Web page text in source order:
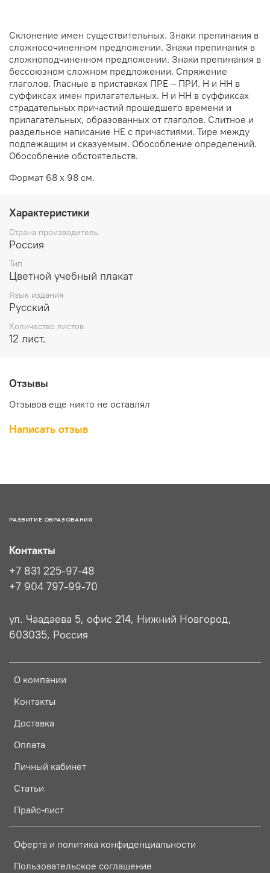
Склонение имен существительных. Знаки препинания в
сложносочиненном предложении. Знаки препинания в
сложноподчиненном предложении. Знаки препинания в
бессоюзном сложном предложении. Спряжение
глаголов. Гласные в приставках ПРЕ – ПРИ. Н и НН в
суффиксах имен прилагательных. Н и НН в суффиксах
страдательных причастий прошедшего времени и
прилагательных, образованных от глаголов. Слитное и
раздельное написание НЕ с причастиями. Тире между
подлежащим и сказуемым. Обособление определений.
Обособление обстоятельств.
Формат 68 х 98 см.
Характеристики
Страна производитель
Россия
Тип
Цветной учебный плакат
Язык издания
Русский
Количество листов
12 лист.
Отзывы
Отзывов еще никто не оставлял
Написать отзыв
РАЗВИТИЕ ОБРАЗОВАНИЯ
О компании
Контакты
Доставка
Оплата
Личный кабинет
Статьи
Прайс-лист
Оферта и политика конфиденциальности
Пользовательское соглашение
Контакты
+7 831 225-97-48
+7 904 797-99-70
ул. Чаадаева 5, офис 214, Нижний Новгород,
603035, Россия